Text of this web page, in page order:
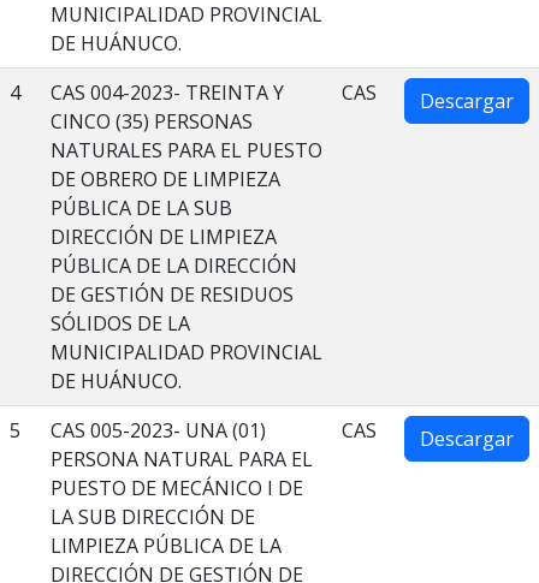
MUNICIPALIDAD PROVINCIAL
DE HUÁNUCO.
4
CAS 004-2023- TREINTA Y
CINCO (35) PERSONAS
NATURALES PARA EL PUESTO
DE OBRERO DE LIMPIEZA
PÚBLICA DE LA SUB
DIRECCIÓN DE LIMPIEZA
PÚBLICA DE LA DIRECCIÓN
DE GESTIÓN DE RESIDUOS
SÓLIDOS DE LA
MUNICIPALIDAD PROVINCIAL
DE HUÁNUCO.
CAS Descargar
5
CAS 005-2023- UNA (01)
PERSONA NATURAL PARA EL
PUESTO DE MECÁNICO I DE
LA SUB DIRECCIÓN DE
LIMPIEZA PÚBLICA DE LA
DIRECCIÓN DE GESTIÓN DE
CAS Descargar